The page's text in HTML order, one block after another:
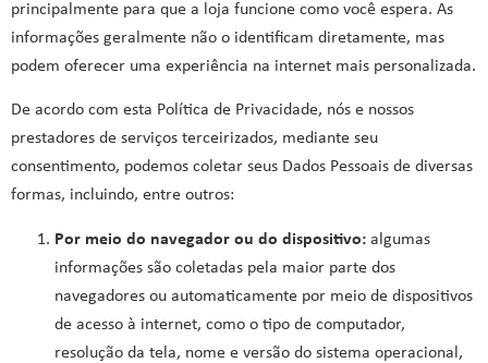
principalmente para que a loja funcione como você espera. As
informações geralmente não o identificam diretamente, mas
podem oferecer uma experiência na internet mais personalizada.
De acordo com esta Política de Privacidade, nós e nossos
prestadores de serviços terceirizados, mediante seu
consentimento, podemos coletar seus Dados Pessoais de diversas
formas, incluindo, entre outros:
Por meio do navegador ou do dispositivo: algumas
informações são coletadas pela maior parte dos
navegadores ou automaticamente por meio de dispositivos
de acesso à internet, como o tipo de computador,
resolução da tela, nome e versão do sistema operacional,